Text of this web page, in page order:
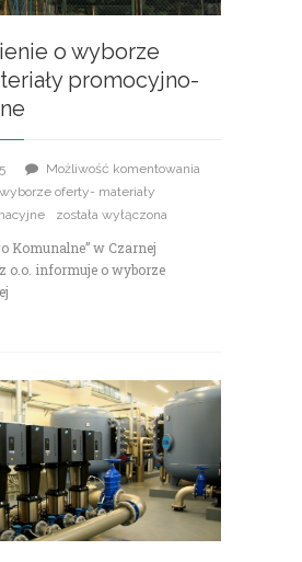
o wyborze
promocyjno-
Możliwość komentowania
oferty- materiały
została wyłączona
Komunalne” w Czarnej
o.o. informuje o wyborze